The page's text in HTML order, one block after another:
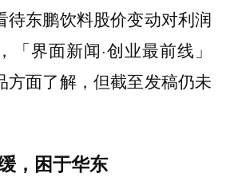
待东鹏饮料股价变动对利润
「界面新闻·创业最前线」
方面了解，但截至发稿仍未
，困于华东